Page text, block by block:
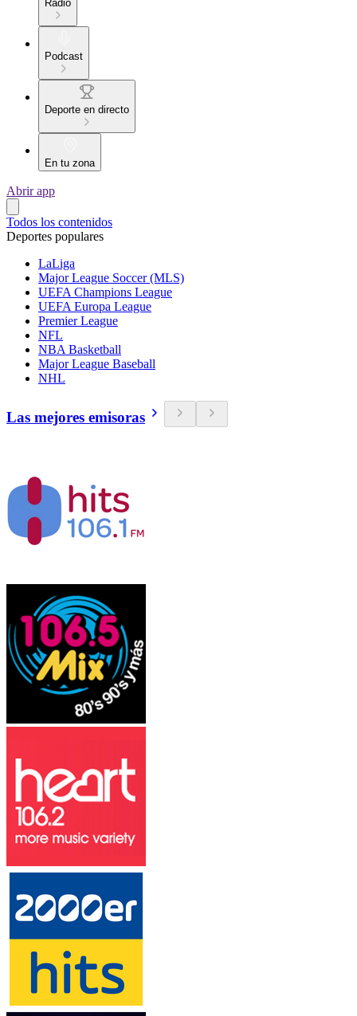
Radio
Podcast
Deporte en directo
En tu zona
Abrir app
Todos los contenidos
Deportes populares
LaLiga
Major League Soccer (MLS)
UEFA Champions League
UEFA Europa League
Premier League
NFL
NBA Basketball
Major League Baseball
NHL
Las mejores emisoras